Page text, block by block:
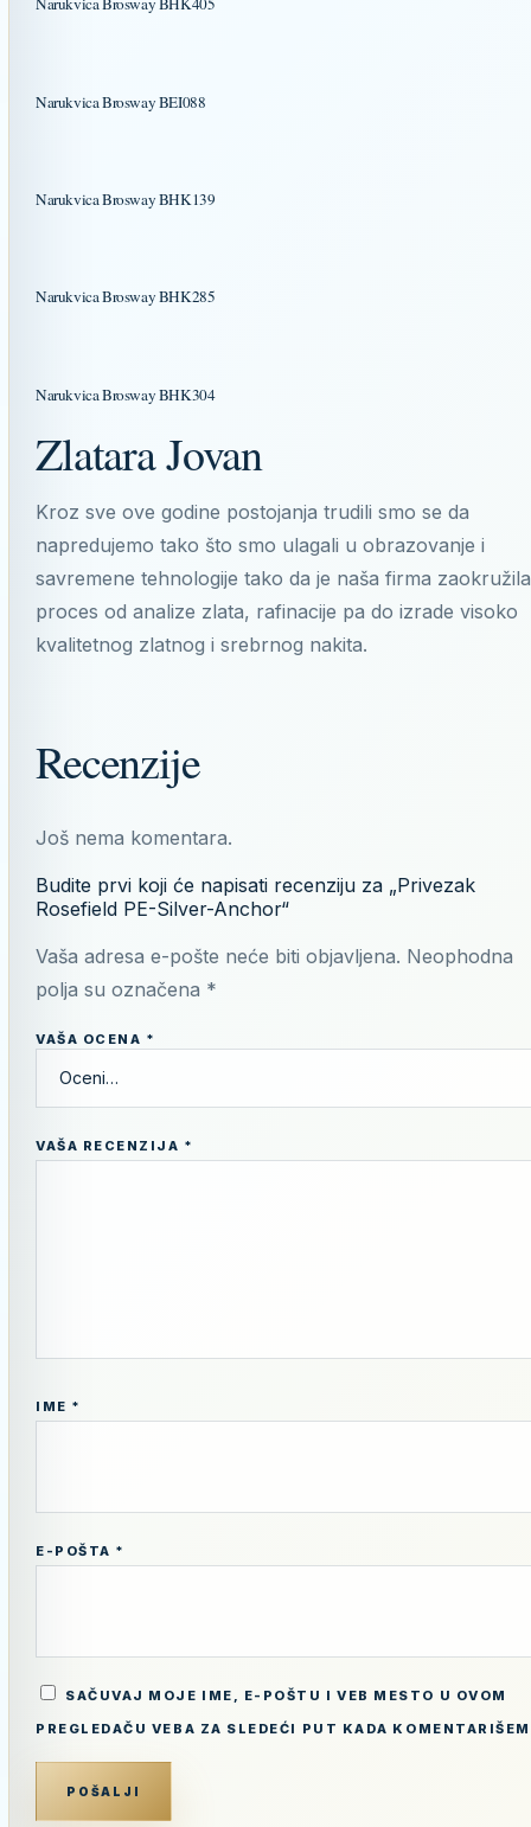
Narukvica Brosway BEI088
Narukvica Brosway BHK139
Narukvica Brosway BHK285
Narukvica Brosway BHK304
Zlatara Jovan
Kroz sve ove godine postojanja trudili smo se da
napredujemo tako što smo ulagali u obrazovanje i
savremene tehnologije tako da je naša firma zaokružila
proces od analize zlata, rafinacije pa do izrade visoko
kvalitetnog zlatnog i srebrnog nakita.
Recenzije
Još nema komentara.
Budite prvi koji će napisati recenziju za „Privezak
Rosefield PE-Silver-Anchor“
Vaša adresa e-pošte neće biti objavljena. Neophodna
polja su označena *
VAŠA OCENA *
VAŠA RECENZIJA *
IME *
E-POŠTA *
SAČUVAJ MOJE IME, E-POŠTU I VEB MESTO U OVOM
PREGLEDAČU VEBA ZA SLEDEĆI PUT KADA